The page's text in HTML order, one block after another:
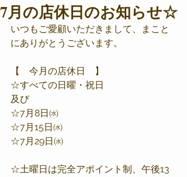
7月の店休日のお知らせ☆
いつもご愛顧いただきまして、まこと
にありがとうございます。
【　今月の店休日　】
☆すべての日曜・祝日
及び
☆7月8日㈬
☆7月15日㈬
☆7月29日㈬
☆土曜日は完全アポイント制、午後13